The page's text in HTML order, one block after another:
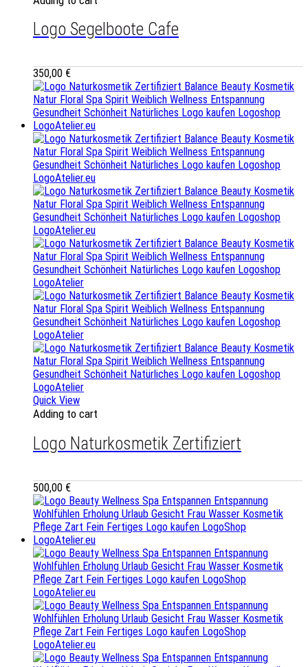
Logo Segelboote Cafe
350,00 €
Quick View
Adding to cart
Logo Naturkosmetik Zertifiziert
500,00 €